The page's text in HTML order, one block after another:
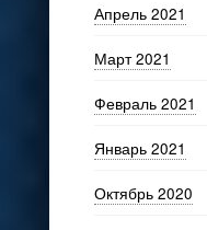
Апрель 2021
Март 2021
Февраль 2021
Январь 2021
Октябрь 2020